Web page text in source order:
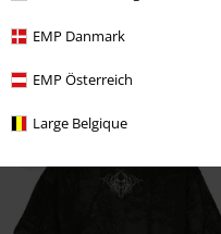
EMP Danmark
EMP Österreich
Large Belgique
Black Premium by EMP